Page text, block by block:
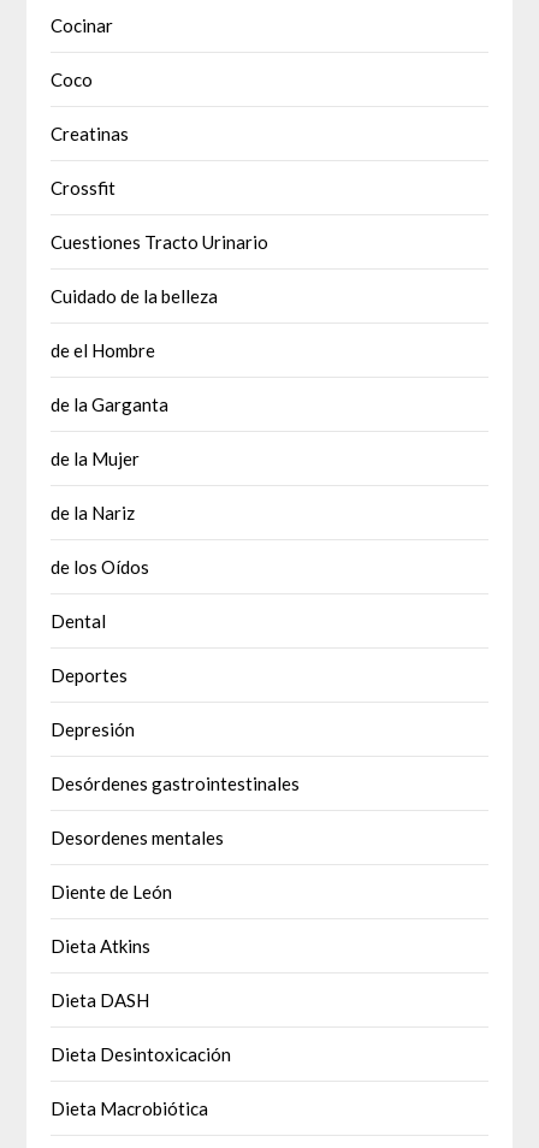
Cocinar
Coco
Creatinas
Crossfit
Cuestiones Tracto Urinario
Cuidado de la belleza
de el Hombre
de la Garganta
de la Mujer
de la Nariz
de los Oídos
Dental
Deportes
Depresión
Desórdenes gastrointestinales
Desordenes mentales
Diente de León
Dieta Atkins
Dieta DASH
Dieta Desintoxicación
Dieta Macrobiótica